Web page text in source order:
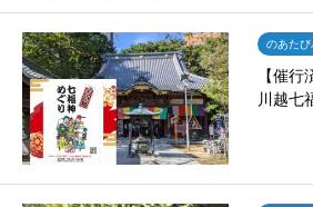
のあたび
【催
川越七